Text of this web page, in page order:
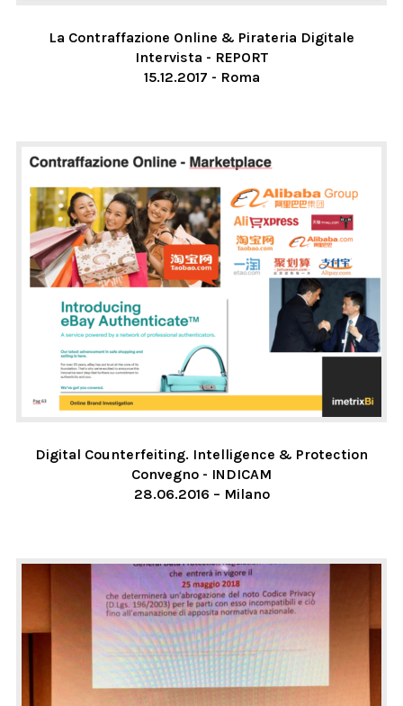
La Contraffazione Online & Pirateria Digitale
Intervista - REPORT
15.12.2017 - Roma
Digital Counterfeiting. Intelligence & Protection
Convegno - INDICAM
28.06.2016 – Milano